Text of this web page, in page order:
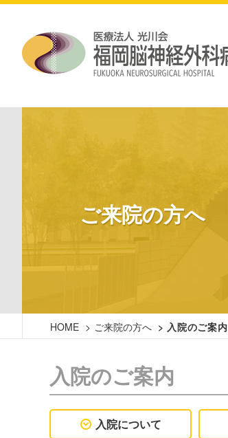
ご来院の方へ
HOME ご来院の方へ 入院のご案内
入院のご案内
入院について